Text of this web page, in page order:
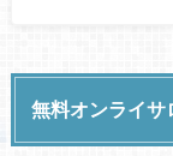
無料オンライサ